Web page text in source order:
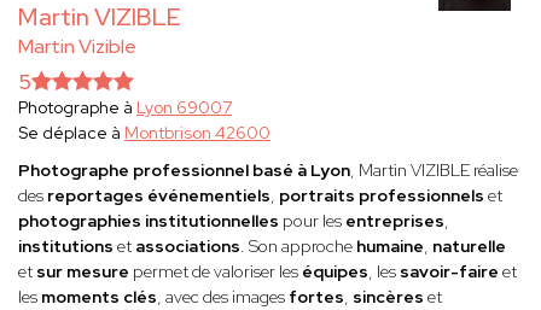
Martin VIZIBLE
Martin Vizible
5
Photographe à Lyon 69007
Se déplace à Montbrison 42600
Photographe professionnel basé à Lyon, Martin VIZIBLE réalise
des reportages événementiels, portraits professionnels et
photographies institutionnelles pour les entreprises,
institutions et associations. Son approche humaine, naturelle
et sur mesure permet de valoriser les équipes, les savoir-faire et
les moments clés, avec des images fortes, sincères et